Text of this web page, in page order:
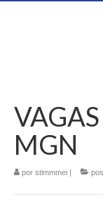
MGN
por stimmmei |